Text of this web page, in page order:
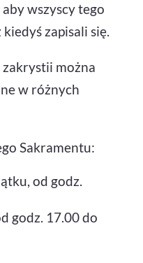
wszyscy tego
zapisali się.
zakrystii można
w różnych
Sakramentu:
od godz.
godz. 17.00 do